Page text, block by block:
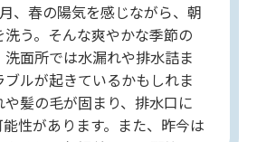
、春の陽気を感じながら、朝
う。そんな爽やかな季節の
面所では水漏れや排水詰ま
ブルが起きているかもしれま
髪の毛が固まり、排水口に
性があります。また、昨今は